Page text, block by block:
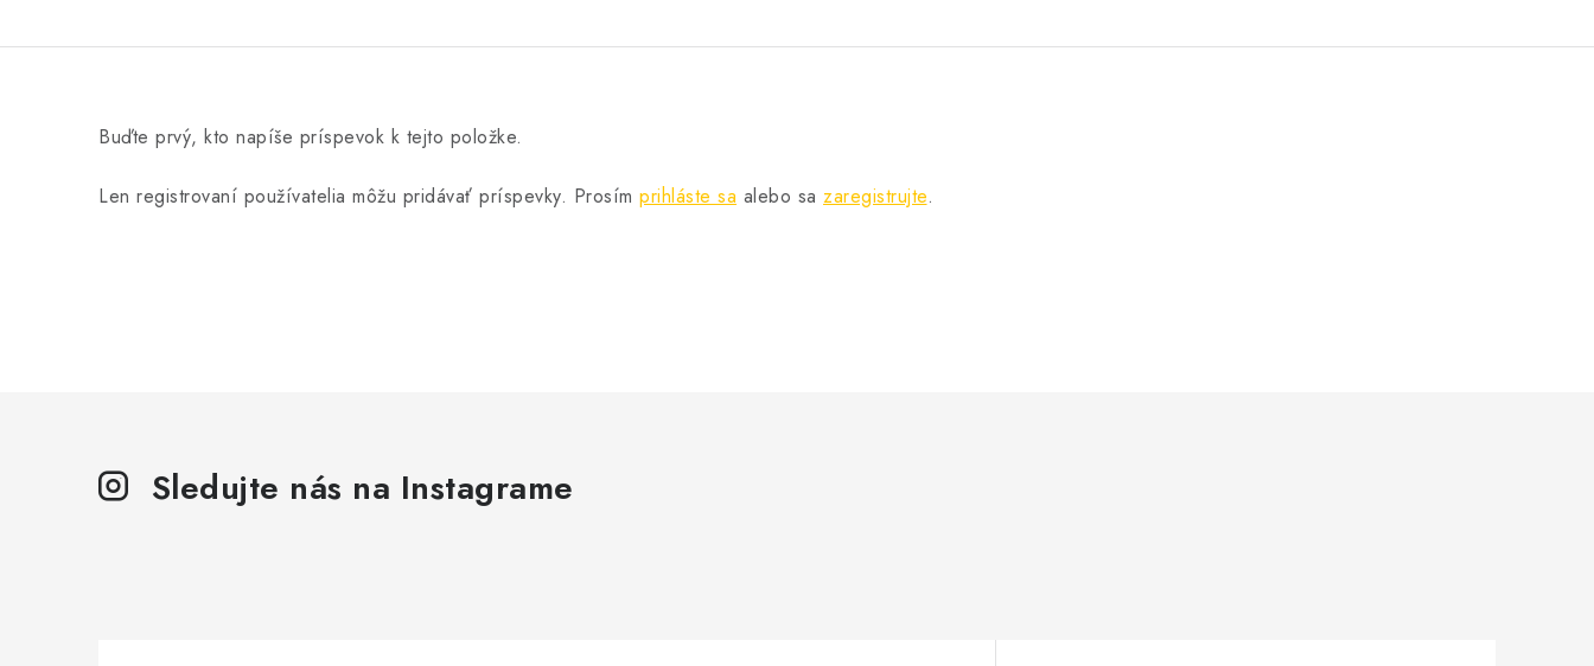
Buďte prvý, kto napíše príspevok k tejto položke.
Len registrovaní používatelia môžu pridávať príspevky. Prosím prihláste sa alebo sa zaregistrujte.
Sledujte nás na Instagrame